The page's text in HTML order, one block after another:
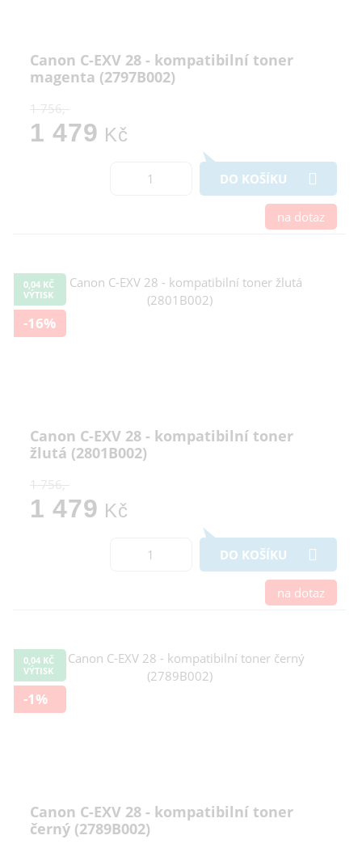
Canon C-EXV 28 - kompatibilní toner
magenta (2797B002)
1 756,-
1 479 Kč
DO KOŠÍKU
na dotaz
0,04 KČ
VÝTISK
-16%
Canon C-EXV 28 - kompatibilní toner
žlutá (2801B002)
1 756,-
1 479 Kč
DO KOŠÍKU
na dotaz
0,04 KČ
VÝTISK
-1%
Canon C-EXV 28 - kompatibilní toner
černý (2789B002)